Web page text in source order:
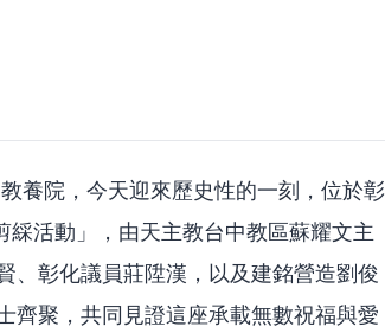
養院，今天迎來歷史性的一刻，位於彰
活動」，由天主教台中教區蘇耀文主
、彰化議員莊陞漢，以及建銘營造劉俊
齊聚，共同見證這座承載無數祝福與愛